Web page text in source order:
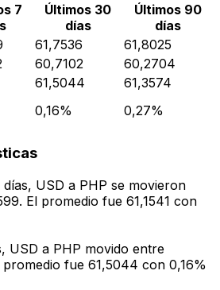
7
Últimos 30
días
Últimos 90
días
61,7536
61,8025
60,7102
60,2704
61,5044
61,3574
0,16% 0,27%
USD a PHP se movieron
El promedio fue 61,1541 con
USD a PHP movido entre
promedio fue 61,5044 con 0,16%